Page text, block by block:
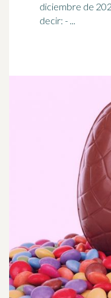
diciembre de
decir: - ...